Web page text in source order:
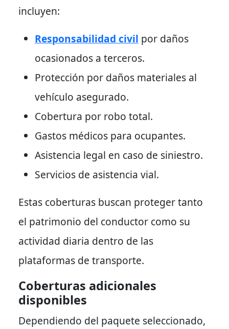
incluyen:
Responsabilidad civil por daños
ocasionados a terceros.
Protección por daños materiales al
vehículo asegurado.
Cobertura por robo total.
Gastos médicos para ocupantes.
Asistencia legal en caso de siniestro.
Servicios de asistencia vial.
Estas coberturas buscan proteger tanto
el patrimonio del conductor como su
actividad diaria dentro de las
plataformas de transporte.
Coberturas adicionales
disponibles
Dependiendo del paquete seleccionado,